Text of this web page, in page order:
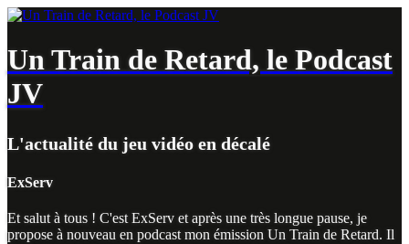
Un Train de Retard, le Podcast
JV
L'actualité du jeu vidéo en décalé
ExServ
Et salut à tous ! C'est ExServ et après une très longue pause, je
propose à nouveau en podcast mon émission Un Train de Retard. Il